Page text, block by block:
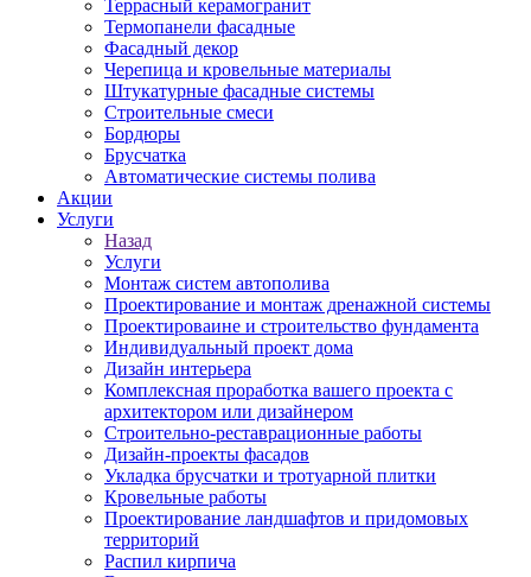
Террасный керамогранит
Термопанели фасадные
Фасадный декор
Черепица и кровельные материалы
Штукатурные фасадные системы
Строительные смеси
Бордюры
Брусчатка
Автоматические системы полива
Акции
Услуги
Назад
Услуги
Монтаж систем автополива
Проектирование и монтаж дренажной системы
Проектироваине и строительство фундамента
Индивидуальный проект дома
Дизайн интерьера
Комплексная проработка вашего проекта с
архитектором или дизайнером
Строительно-реставрационные работы
Дизайн-проекты фасадов
Укладка брусчатки и тротуарной плитки
Кровельные работы
Проектирование ландшафтов и придомовых
территорий
Распил кирпича